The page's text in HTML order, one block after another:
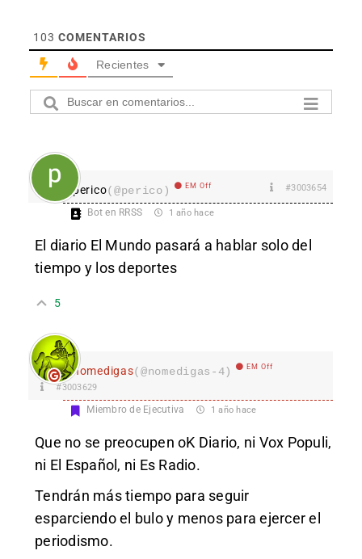
103 COMENTARIOS
Recientes
perico(@perico) EM Off #3003654
Bot en RRSS 1 año hace
El diario El Mundo pasará a hablar solo del
tiempo y los deportes
5
nomedigas(@nomedigas-4) EM Off
#3003629
Miembro de Ejecutiva 1 año hace
Que no se preocupen oK Diario, ni Vox Populi,
ni El Español, ni Es Radio.
Tendrán más tiempo para seguir
esparciendo el bulo y menos para ejercer el
periodismo.